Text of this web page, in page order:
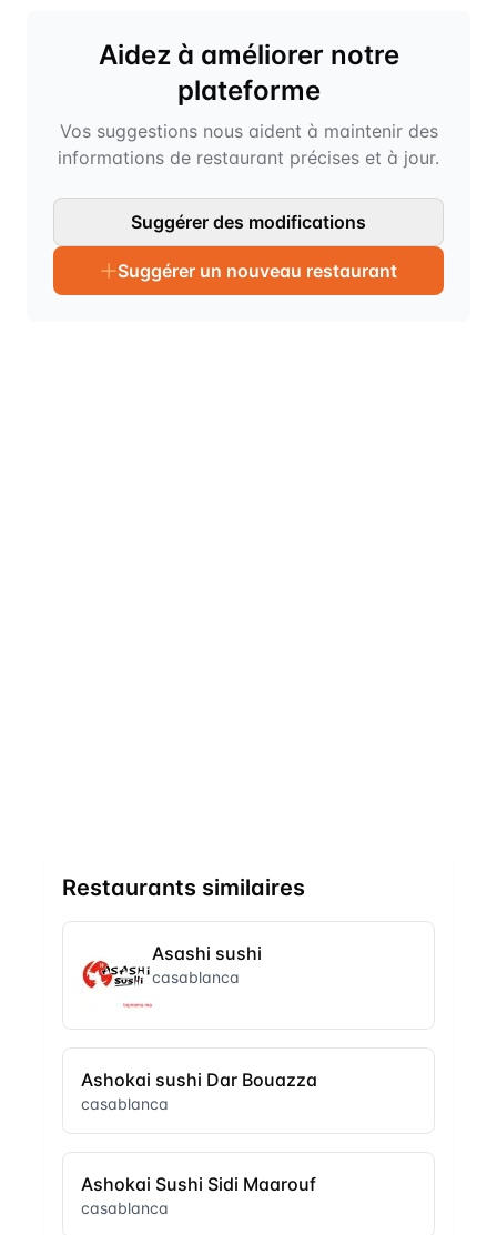
Aidez à améliorer notre
plateforme
Vos suggestions nous aident à maintenir des
informations de restaurant précises et à jour.
Suggérer des modifications
Suggérer un nouveau restaurant
Restaurants similaires
Asashi sushi
casablanca
Ashokai sushi Dar Bouazza
casablanca
Ashokai Sushi Sidi Maarouf
casablanca